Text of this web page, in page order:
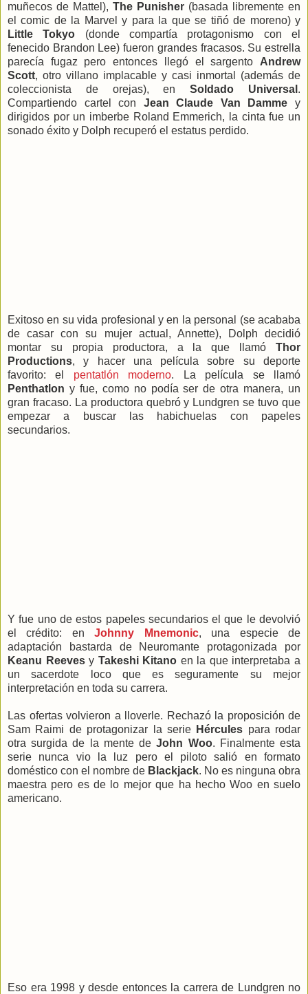
muñecos de Mattel), The Punisher (basada libremente en
el comic de la Marvel y para la que se tiñó de moreno) y
Little Tokyo (donde compartía protagonismo con el
fenecido Brandon Lee) fueron grandes fracasos. Su estrella
parecía fugaz pero entonces llegó el sargento Andrew
Scott, otro villano implacable y casi inmortal (además de
coleccionista de orejas), enSoldado Universal .
Compartiendo cartel con Jean Claude Van Damme y
dirigidos por un imberbe Roland Emmerich, la cinta fue un
sonado éxito y Dolph recuperó el estatus perdido.
Exitoso en su vida profesional y en la personal (se acababa
de casar con su mujer actual, Annette), Dolph decidió
montar su propia productora, a la que llamó Thor
Productions, y hacer una película sobre su deporte
favorito: el pentatlón moderno. La película se llamó
Penthatlon y fue, como no podía ser de otra manera, un
gran fracaso. La productora quebró y Lundgren se tuvo que
empezar a buscar las habichuelas con papeles
secundarios.
Y fue uno de estos papeles secundarios el que le devolvió
el crédito: enJohnny Mnemonic, una especie de
adaptación bastarda de Neuromante protagonizada por
Keanu Reevesy Takeshi Kitano en la que interpretaba a
un sacerdote loco que es seguramente su mejor
interpretación en toda su carrera.
Las ofertas volvieron a lloverle. Rechazó la proposición de
Sam Raimi de protagonizar la serie Hércules para rodar
otra surgida de la mente deJohn Woo. Finalmente esta
serie nunca vio la luz pero el piloto salió en formato
doméstico con el nombre de Blackjack. No es ninguna obra
maestra pero es de lo mejor que ha hecho Woo en suelo
americano.
Eso era 1998 y desde entonces la carrera de Lundgren no